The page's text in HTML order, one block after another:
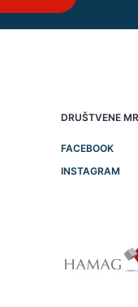
DRUŠTVENE
FACEBOOK
INSTAGRAM